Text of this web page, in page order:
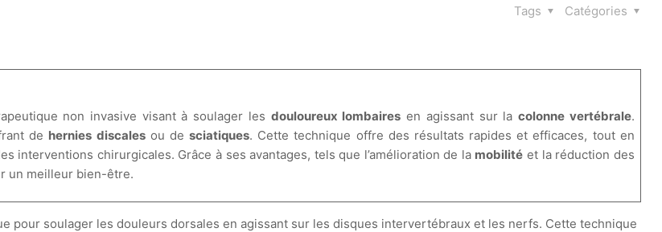
Catégories
Tags
non invasive visant à soulager les douloureux lombaires en agissant sur la colonne vertébrale.
de hernies discalesou desciatiques. Cette technique offre des résultats rapides et efficaces, tout en
interventions chirurgicales. Grâce à ses avantages, tels que l’amélioration de la mobilité et la réduction des
un meilleur bien-être.
pour soulager les douleurs dorsales en agissant sur les disques intervertébraux et les nerfs. Cette technique